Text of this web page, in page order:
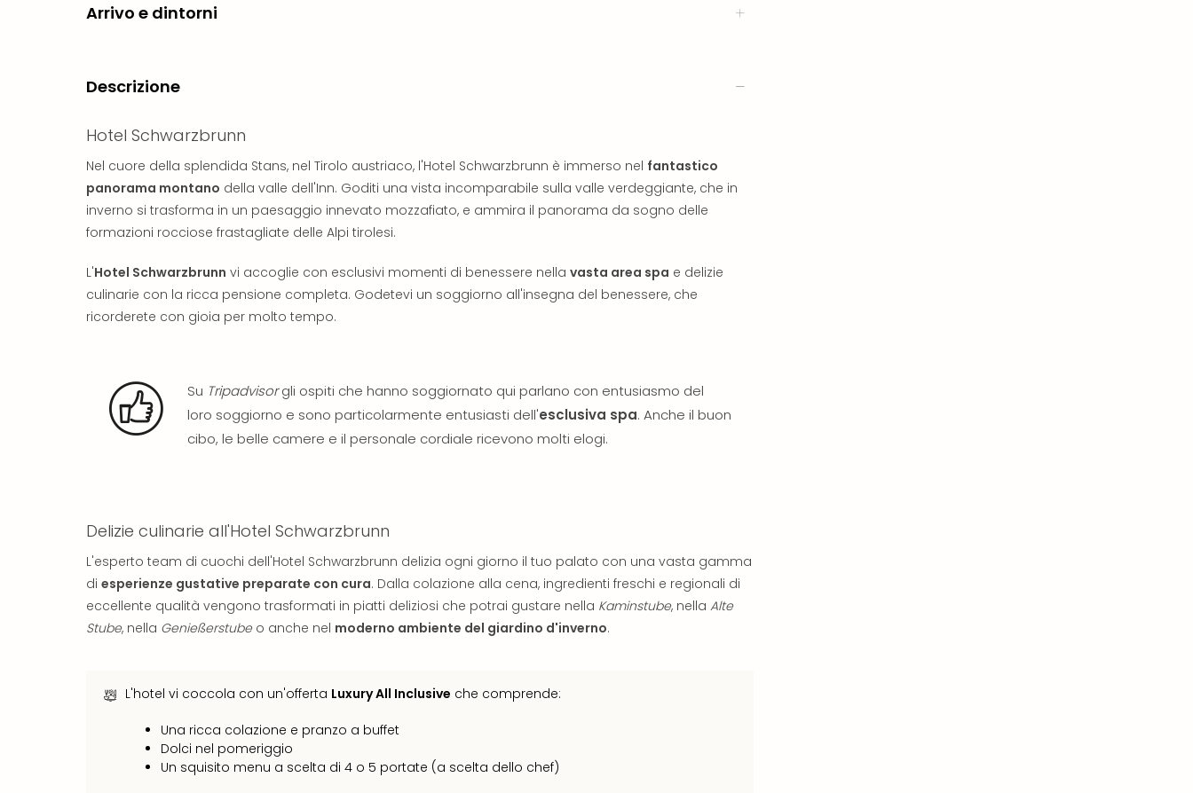
Arrivo e dintorni
Descrizione
Hotel Schwarzbrunn
Nel cuore della splendida Stans, nel Tirolo austriaco, l'Hotel Schwarzbrunn è immerso nel fantastico
panorama montano della valle dell'Inn. Goditi una vista incomparabile sulla valle verdeggiante, che in
inverno si trasforma in un paesaggio innevato mozzafiato, e ammira il panorama da sogno delle
formazioni rocciose frastagliate delle Alpi tirolesi.
L'Hotel Schwarzbrunn vi accoglie con esclusivi momenti di benessere nella vasta area spa e delizie
culinarie con la ricca pensione completa. Godetevi un soggiorno all'insegna del benessere, che
ricorderete con gioia per molto tempo.
Su Tripadvisorgli ospiti che hanno soggiornato qui parlano con entusiasmo del
loro soggiorno e sono particolarmente entusiasti dell'esclusiva spa. Anche il buon
cibo, le belle camere e il personale cordiale ricevono molti elogi.
Delizie culinarie all'Hotel Schwarzbrunn
L'esperto team di cuochi dell'Hotel Schwarzbrunn delizia ogni giorno il tuo palato con una vasta gamma
di esperienze gustative preparate con cura. Dalla colazione alla cena, ingredienti freschi e regionali di
eccellente qualità vengono trasformati in piatti deliziosi che potrai gustare nella Kaminstube, nella Alte
Stube, nella Genießerstubeo anche nel moderno ambiente del giardino d'inverno.
L'hotel vi coccola con un'offerta Luxury All Inclusive che comprende:
Una ricca colazione e pranzo a buffet
Dolci nel pomeriggio
Un squisito menu a scelta di 4 o 5 portate (a scelta dello chef)